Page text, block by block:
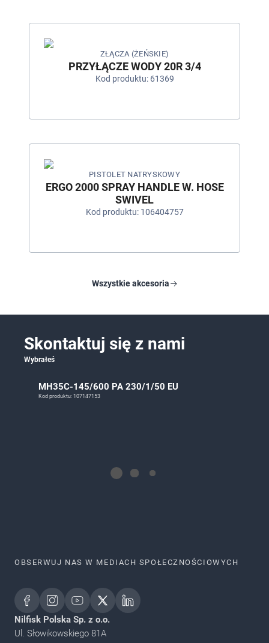
ZŁĄCZA (ŻEŃSKIE)
PRZYŁĄCZE WODY 20R 3/4
Kod produktu: 61369
PISTOLET NATRYSKOWY
ERGO 2000 SPRAY HANDLE W. HOSE
SWIVEL
Kod produktu: 106404757
Wszystkie akcesoria
Skontaktuj się z nami
Wybrałeś
MH35C-145/600 PA 230/1/50 EU
Kod produktu: 107147153
OBSERWUJ NAS W MEDIACH SPOŁECZNOŚCIOWYCH
Nilfisk Polska Sp. z o.o.
Ul. Słowikowskiego 81A